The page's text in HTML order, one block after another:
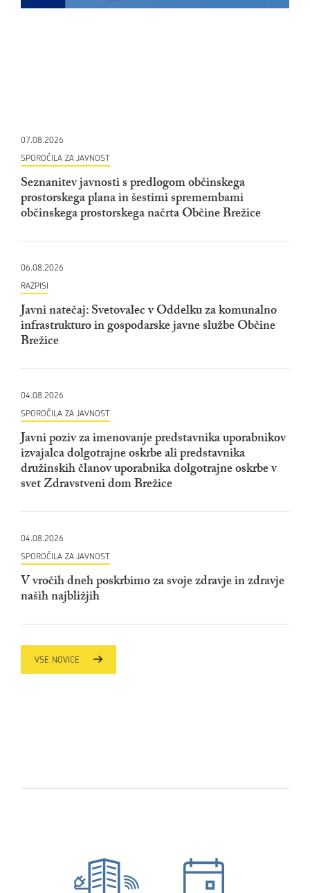
07.08.2026
SPOROČILA ZA JAVNOST
Seznanitev javnosti s predlogom občinskega
prostorskega plana in šestimi spremembami
občinskega prostorskega načrta Občine Brežice
06.08.2026
RAZPISI
Javni natečaj: Svetovalec v Oddelku za komunalno
infrastrukturo in gospodarske javne službe Občine
Brežice
04.08.2026
SPOROČILA ZA JAVNOST
Javni poziv za imenovanje predstavnika uporabnikov
izvajalca dolgotrajne oskrbe ali predstavnika
družinskih članov uporabnika dolgotrajne oskrbe v
svet Zdravstveni dom Brežice
04.08.2026
SPOROČILA ZA JAVNOST
V vročih dneh poskrbimo za svoje zdravje in zdravje
naših najbližjih
VSE NOVICE